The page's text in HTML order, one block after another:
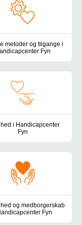
Fyns tilbud for
metoder og tilgange i
Fyn
i Handicapcenter
Fyn
at have et
og medborgerskab
Fyn